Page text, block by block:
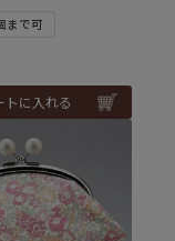
まで可
トに入れる